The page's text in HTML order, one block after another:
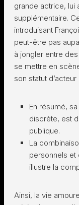
grande actrice, lui
supplémentaire.
introduisant
peut-être pas
à jongler entre
se mettre en
son statut
En résumé,
discrète, est
publique.
La
personnels et
illustre la
Ainsi, la vie